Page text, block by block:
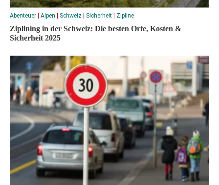
Abenteuer | Alpen | Schweiz | Sicherheit | Zipline
Ziplining in der Schweiz: Die besten Orte, Kosten &
Sicherheit 2025